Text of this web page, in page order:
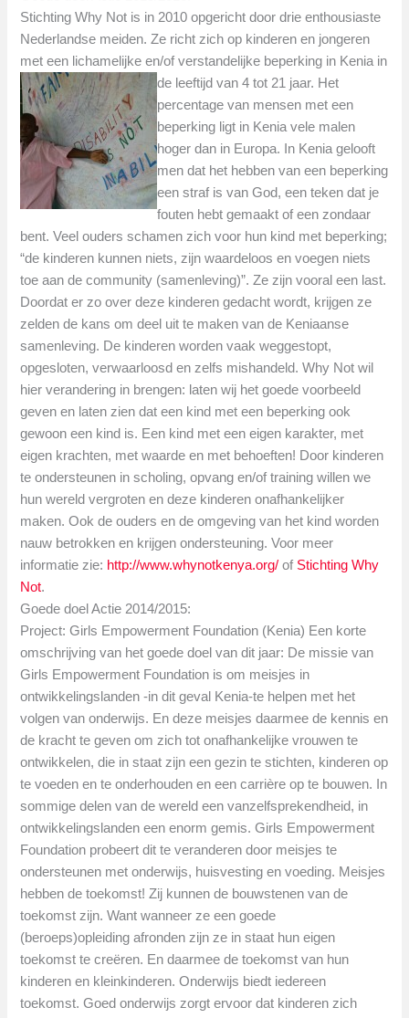
Stichting Why Not is in 2010 opgericht door drie enthousiaste
Nederlandse meiden. Ze richt zich op kinderen en jongeren
met een lichamelijke en/of verstandelijke beperking in Kenia in
de leeftijd van 4 tot 21 jaar. Het
percentage van mensen met een
beperking ligt in Kenia vele malen
hoger dan in Europa. In Kenia gelooft
men dat het hebben van een beperking
een straf is van God, een teken dat je
fouten hebt gemaakt of een zondaar
bent. Veel ouders schamen zich voor hun kind met beperking;
“de kinderen kunnen niets, zijn waardeloos en voegen niets
toe aan de community (samenleving)”. Ze zijn vooral een last.
Doordat er zo over deze kinderen gedacht wordt, krijgen ze
zelden de kans om deel uit te maken van de Keniaanse
samenleving. De kinderen worden vaak weggestopt,
opgesloten, verwaarloosd en zelfs mishandeld. Why Not wil
hier verandering in brengen: laten wij het goede voorbeeld
geven en laten zien dat een kind met een beperking ook
gewoon een kind is. Een kind met een eigen karakter, met
eigen krachten, met waarde en met behoeften! Door kinderen
te ondersteunen in scholing, opvang en/of training willen we
hun wereld vergroten en deze kinderen onafhankelijker
maken. Ook de ouders en de omgeving van het kind worden
nauw betrokken en krijgen ondersteuning. Voor meer
informatie zie: http://www.whynotkenya.org/ of Stichting Why
Not.
Goede doel Actie 2014/2015:
Project: Girls Empowerment Foundation (Kenia) Een korte
omschrijving van het goede doel van dit jaar: De missie van
Girls Empowerment Foundation is om meisjes in
ontwikkelingslanden -in dit geval Kenia-te helpen met het
volgen van onderwijs. En deze meisjes daarmee de kennis en
de kracht te geven om zich tot onafhankelijke vrouwen te
ontwikkelen, die in staat zijn een gezin te stichten, kinderen op
te voeden en te onderhouden en een carrière op te bouwen. In
sommige delen van de wereld een vanzelfsprekendheid, in
ontwikkelingslanden een enorm gemis. Girls Empowerment
Foundation probeert dit te veranderen door meisjes te
ondersteunen met onderwijs, huisvesting en voeding. Meisjes
hebben de toekomst! Zij kunnen de bouwstenen van de
toekomst zijn. Want wanneer ze een goede
(beroeps)opleiding afronden zijn ze in staat hun eigen
toekomst te creëren. En daarmee de toekomst van hun
kinderen en kleinkinderen. Onderwijs biedt iedereen
toekomst. Goed onderwijs zorgt ervoor dat kinderen zich